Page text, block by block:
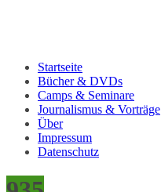
Startseite
Bücher & DVDs
Camps & Seminare
Journalismus & Vorträge
Über
Impressum
Datenschutz